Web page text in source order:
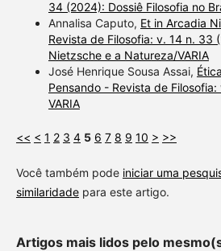
34 (2024): Dossiê Filosofia no
Annalisa Caputo, Et in Arcadia
Revista de Filosofia: v. 14 n. 33
Nietzsche e a Natureza/VARIA
José Henrique Sousa Assai,
Pensando - Revista de
VARIA
<< < 1 2 3 4 5 6 7 8 9 10 > >>
Você também pode iniciar uma
similaridadepara este artigo.
Artigos mais lidos pelo